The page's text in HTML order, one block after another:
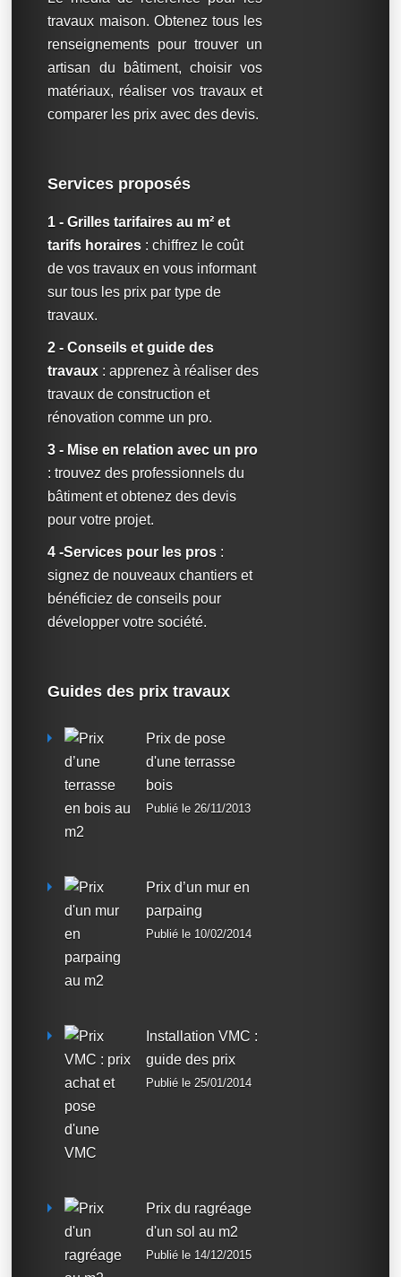
travaux maison. Obtenez tous les
renseignements pour trouver un
artisan du bâtiment, choisir vos
matériaux, réaliser vos travaux et
comparer les prix avec des devis.
Services proposés
1 - Grilles tarifaires au m² et
tarifs horaires : chiffrez le coût
de vos travaux en vous informant
sur tous les prix par type de
travaux.
2 - Conseils et guide des
travaux : apprenez à réaliser des
travaux de construction et
rénovation comme un pro.
3 - Mise en relation avec un pro
: trouvez des professionnels du
bâtiment et obtenez des devis
pour votre projet.
4 -Services pour les pros :
signez de nouveaux chantiers et
bénéficiez de conseils pour
développer votre société.
Guides des prix travaux
Prix de pose
d'une terrasse
bois
Publié le 26/11/2013
Prix d’un mur en
parpaing
Publié le 10/02/2014
Installation VMC :
guide des prix
Publié le 25/01/2014
Prix du ragréage
d'un sol au m2
Publié le 14/12/2015